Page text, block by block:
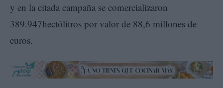
y en la citada campaña se comercializaron
389.947hectólitros por valor de 88,6 millones de
euros.